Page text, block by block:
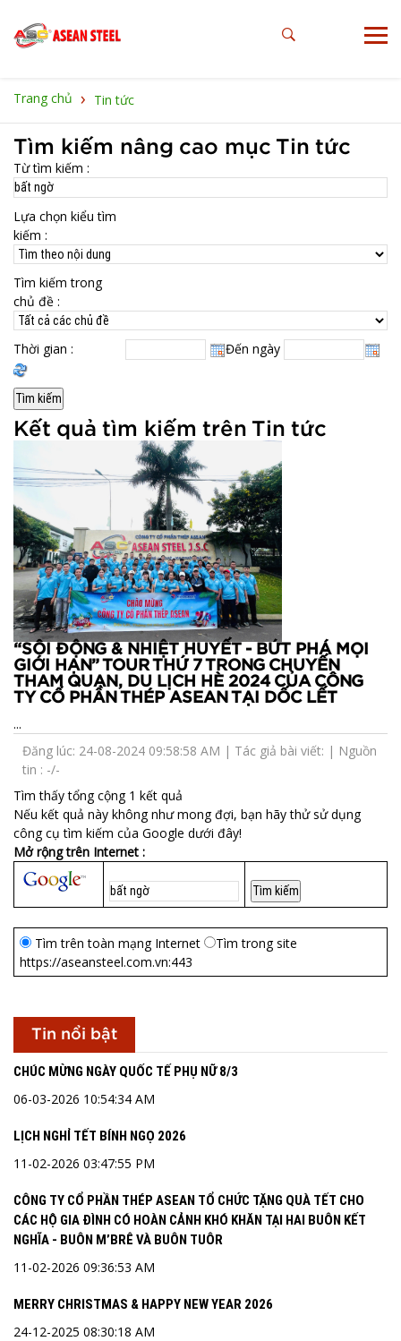
Trang chủ › Tin tức
Tìm kiếm nâng cao mục Tin tức
Từ tìm kiếm :
Lựa chọn kiểu tìm
kiếm :
Tìm kiếm trong
chủ đề :
Thời gian : Đến ngày
Kết quả tìm kiếm trên Tin tức
“SÔI ĐỘNG & NHIỆT HUYẾT - BỨT PHÁ MỌI
GIỚI HẠN” TOUR THỨ 7 TRONG CHUYẾN
THAM QUAN, DU LỊCH HÈ 2024 CỦA CÔNG
TY CỔ PHẦN THÉP ASEAN TẠI DỐC LẾT
...
Đăng lúc: 24-08-2024 09:58:58 AM | Tác giả bài viết: | Nguồn
tin : -/-
Tìm thấy tổng cộng 1 kết quả
Nếu kết quả này không như mong đợi, bạn hãy thử sử dụng
công cụ tìm kiếm của Google dưới đây!
Mở rộng trên Internet :
Tìm trên toàn mạng Internet
Tìm trong site
https://aseansteel.com.vn:443
Tin nổi bật
CHÚC MỪNG NGÀY QUỐC TẾ PHỤ NỮ 8/3
06-03-2026 10:54:34 AM
LỊCH NGHỈ TẾT BÍNH NGỌ 2026
11-02-2026 03:47:55 PM
CÔNG TY CỔ PHẦN THÉP ASEAN TỔ CHỨC TẶNG QUÀ TẾT CHO
CÁC HỘ GIA ĐÌNH CÓ HOÀN CẢNH KHÓ KHĂN TẠI HAI BUÔN KẾT
NGHĨA - BUÔN M’BRÊ VÀ BUÔN TUÔR
11-02-2026 09:36:53 AM
MERRY CHRISTMAS & HAPPY NEW YEAR 2026
24-12-2025 08:30:18 AM